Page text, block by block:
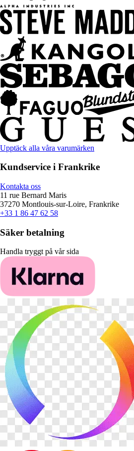
Upptäck alla våra varumärken
Kundservice i Frankrike
Kontakta oss
11 rue Bernard Maris
37270 Montlouis-sur-Loire, Frankrike
+33 1 86 47 62 58
Säker betalning
Handla tryggt på vår sida